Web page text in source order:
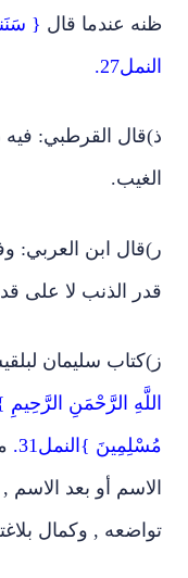
ظنه عندما قال {
النمل27.
ذ‌)قال القرطبي: فيه
الغيب.
ر‌)قال ابن العربي:
قدر الذنب لا على
ز‌)كتاب سليمان
مُسْلِمِينَ }النمل31.
الاسم أو بعد
تواضعه , وكمال